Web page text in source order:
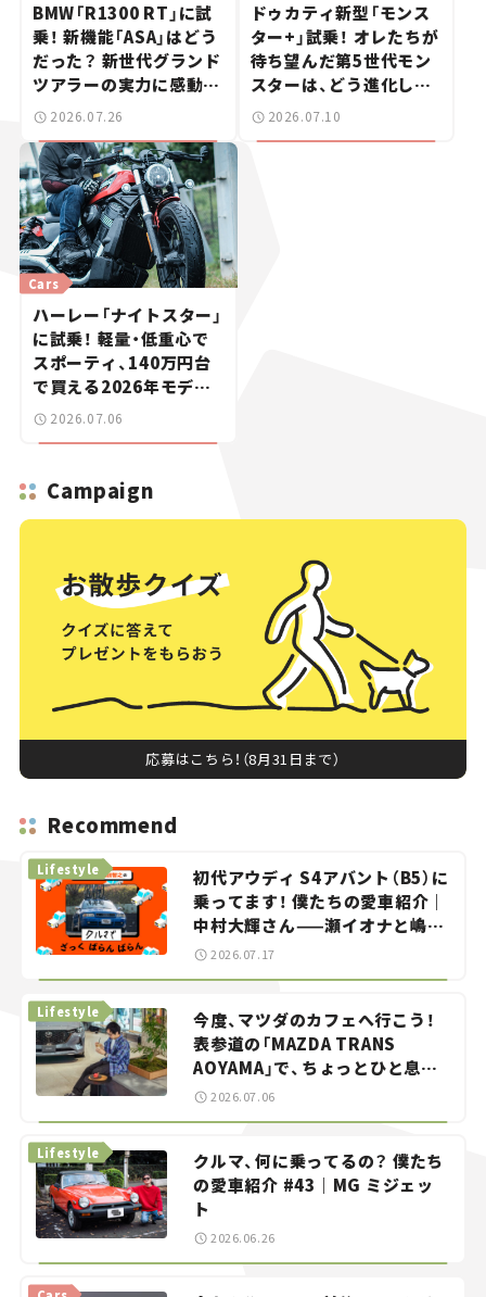
BMW「R1300 RT」に試
乗！ 新機能「ASA」はどう
だった？ 新世代グランド
ツアラーの実力に感動
【試乗レビュー】
2026.07.26
ドゥカティ新型「モンス
ター+」試乗！ オレたちが
待ち望んだ第5世代モン
スターは、どう進化した
のか？【試乗レビュー】
2026.07.10
Cars
ハーレー「ナイトスター」
に試乗！ 軽量・低重心で
スポーティ、140万円台
で買える2026年モデル
が魅力的過ぎた【試乗レ
2026.07.06
Campaign
応募はこちら！（8月31日まで）
Recommend
初代アウディ S4アバント（B5）に
乗ってます！ 僕たちの愛車紹介｜
中村大輝さん——瀬イオナと嶋田
智之の「クルマでざっくばらんば
Lifestyle
2026.07.17
今度、マツダのカフェへ行こう！
表参道の「MAZDA TRANS
AOYAMA」で、ちょっとひと息。
——連載｜CCGとクルマでどうす
Lifestyle
2026.07.06
クルマ、何に乗ってるの？ 僕たち
の愛車紹介 #43｜MG ミジェッ
ト
Lifestyle
2026.06.26